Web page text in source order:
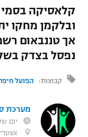
לוח שידורים
"מעל הליגה" –
הפועל חיפה
הפועל באר שבע
מכבי נתניה
בני יהודה
ליגה טורקית
ליגה ברזילאית
ג'ודו
אגרוף
היאבקות WWE
קלאסיקה בסמי
ובלקמן מחקו
נפסל בצדק בשל נבדל (94).
קבוצות: הפועל
מערכת
יום שלישי,